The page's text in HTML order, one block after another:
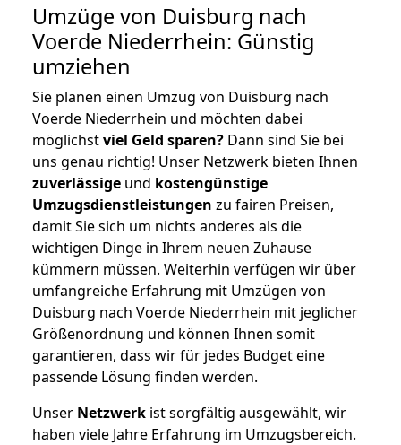
Umzüge von Duisburg nach
Voerde Niederrhein: Günstig
umziehen
Sie planen einen Umzug von Duisburg nach
Voerde Niederrhein und möchten dabei
möglichstviel Geld sparen? Dann sind Sie bei
uns genau richtig! Unser Netzwerk bieten Ihnen
zuverlässige und kostengünstige
Umzugsdienstleistungen zu fairen Preisen,
damit Sie sich um nichts anderes als die
wichtigen Dinge in Ihrem neuen Zuhause
kümmern müssen. Weiterhin verfügen wir über
umfangreiche Erfahrung mit Umzügen von
Duisburg nach Voerde Niederrhein mit jeglicher
Größenordnung und können Ihnen somit
garantieren, dass wir für jedes Budget eine
passende Lösung finden werden.
Unser Netzwerk ist sorgfältig ausgewählt, wir
haben viele Jahre Erfahrung im Umzugsbereich.